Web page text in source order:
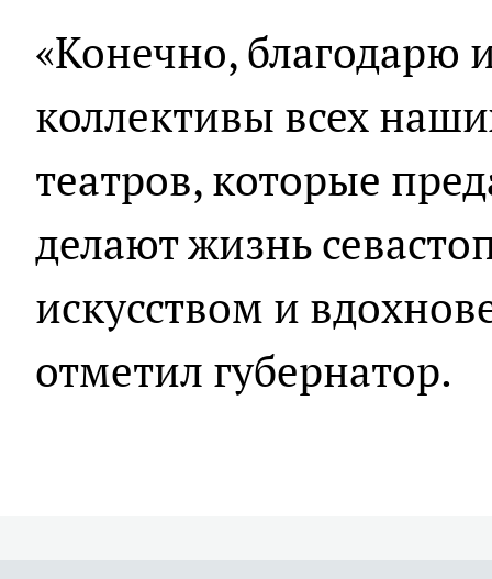
«Конечно, благодарю
коллективы всех
театров, которые
делают жизнь
искусством и
отметил губернатор.